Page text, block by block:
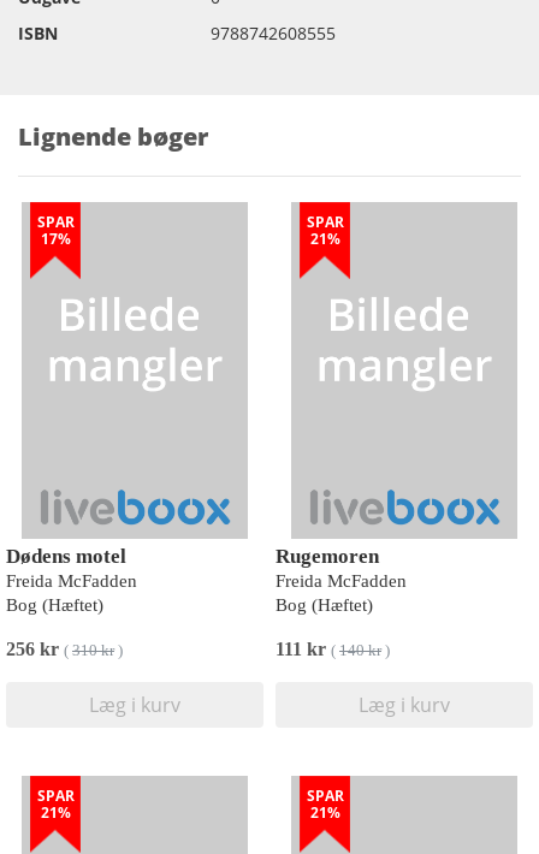
ISBN
9788742608555
Lignende bøger
SPAR
17%
Dødens motel
Freida McFadden
Bog (Hæftet)
256 kr ( 310 kr)
Læg i kurv
SPAR
21%
Rugemoren
Freida McFadden
Bog (Hæftet)
111 kr ( 140 kr)
Læg i kurv
SPAR
21%
SPAR
21%